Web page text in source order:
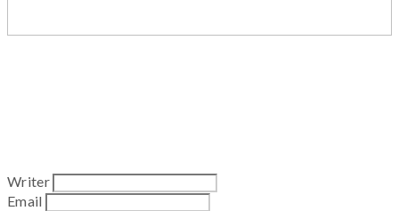
Writer
Email